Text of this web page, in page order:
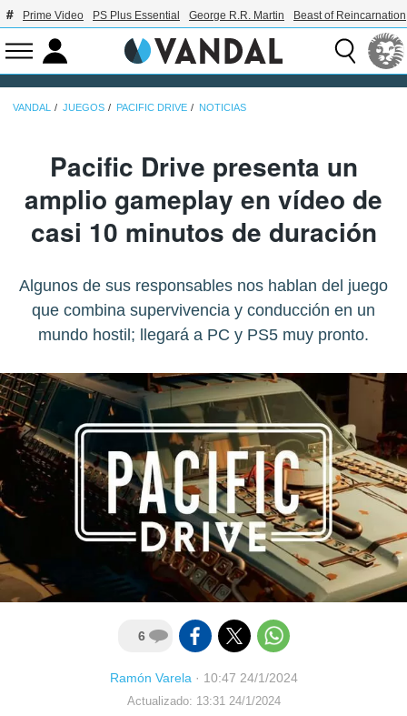
Prime Video PS Plus Essential George R.R. Martin Beast of Reincarnation
VANDAL JUEGOS PACIFIC DRIVE NOTICIAS
Pacific Drive presenta un
amplio gameplay en vídeo de
casi 10 minutos de duración
Algunos de sus responsables nos hablan del juego
que combina supervivencia y conducción en un
mundo hostil; llegará a PC y PS5 muy pronto.
6
Ramón Varela· 10:47 24/1/2024
Actualizado: 13:31 24/1/2024